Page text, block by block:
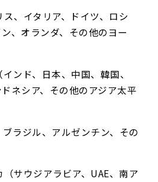
、イタリア、ドイツ、ロシ
、オランダ、その他のヨー
ンド、日本、中国、韓国、
ネシア、その他のアジア太平
ラジル、アルゼンチン、その
サウジアラビア、UAE、南ア